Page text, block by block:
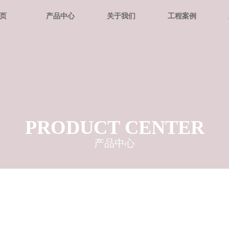
产品中心 关于我们 工程案例
PRODUCT CENTER
产品中心